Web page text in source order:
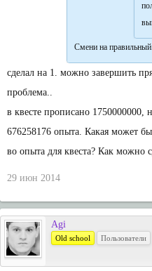
Смени на правильный.
сделал на 1. можно завершить
проблема..
в квесте прописано 1750000000,
676258176 опыта. Какая может
во опыта для квеста? Как можно
29 июн 2014
Agi
Old school Пользователи